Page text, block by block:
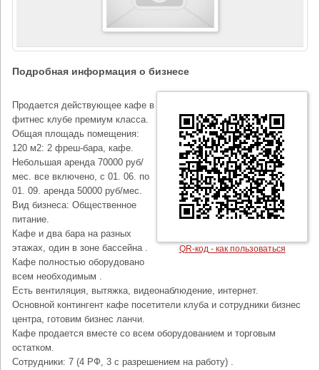
Подробная информация о бизнесе
QR-код - как пользоваться
Продается действующее кафе в
фитнес клубе премиум класса.
Общая площадь помещения:
120 м2: 2 фреш-бара, кафе.
Небольшая аренда 70000 руб/
мес. все включено, с 01. 06. по
01. 09. аренда 50000 руб/мес.
Вид бизнеса: Общественное
питание.
Кафе и два бара на разных
этажах, один в зоне бассейна .
Кафе полностью оборудовано
всем необходимым .
Есть вентиляция, вытяжка, видеонаблюдение, интернет.
Основной контингент кафе посетители клуба и сотрудники бизнес
центра, готовим бизнес ланчи.
Кафе продается вместе со всем оборудованием и торговым
остатком.
Сотрудники: 7 (4 РФ, 3 с разрешением на работу) .